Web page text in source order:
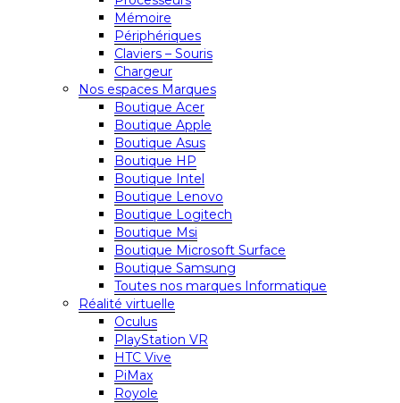
Mémoire
Périphériques
Claviers – Souris
Chargeur
Nos espaces Marques
Boutique Acer
Boutique Apple
Boutique Asus
Boutique HP
Boutique Intel
Boutique Lenovo
Boutique Logitech
Boutique Msi
Boutique Microsoft Surface
Boutique Samsung
Toutes nos marques Informatique
Réalité virtuelle
Oculus
PlayStation VR
HTC Vive
PiMax
Royole